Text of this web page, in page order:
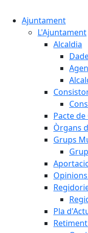
Ajuntament
L'Ajuntament
Alcaldia
Pacte
Òrgans
Grups
Pla